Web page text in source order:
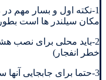
1-نکته اول و بسار مهم
مکان سیلندر ها است
2-باید محلی برای نصب
خطر انفجار)
3-حتما برای جابجایی آنها سرپوش سیلندر را محکم کنید.